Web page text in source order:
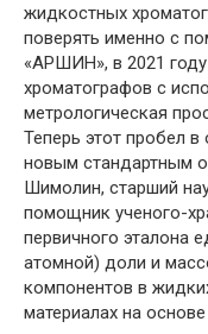
жидкостных
поверять именно с
«АРШИН», в 2021
хроматографов с
метрологическая
Теперь этот пробел
новым стандартным
Шимолин, старший
помощник ученого-
первичного эталона
атомной) доли и
компонентов в
материалах на